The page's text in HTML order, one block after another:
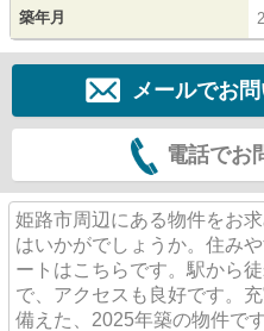
築年月
メールでお
電話でお
姫路市周辺にある物件をお
はいかがでしょうか。住み
ートはこちらです。駅から
で、アクセスも良好です。
備えた、2025年築の物件で